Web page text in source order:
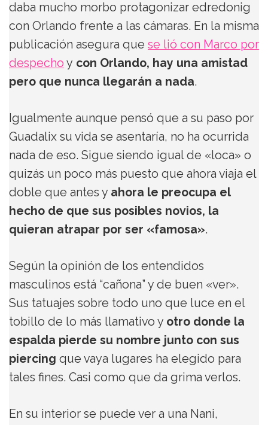
daba mucho morbo protagonizar edredonig
con Orlando frente a las cámaras. En la misma
publicación asegura que se lió con Marco por
despecho y con Orlando, hay una amistad
pero que nunca llegarán a nada.
Igualmente aunque pensó que a su paso por
Guadalix su vida se asentaría, no ha ocurrida
nada de eso. Sigue siendo igual de «loca» o
quizás un poco más puesto que ahora viaja el
doble que antes y ahora le preocupa el
hecho de que sus posibles novios, la
quieran atrapar por ser «famosa».
Según la opinión de los entendidos
masculinos está “cañona” y de buen «ver».
Sus tatuajes sobre todo uno que luce en el
tobillo de lo más llamativo y otro donde la
espalda pierde su nombre junto con sus
piercing que vaya lugares ha elegido para
tales fines. Casi como que da grima verlos.
En su interior se puede ver a una Nani,